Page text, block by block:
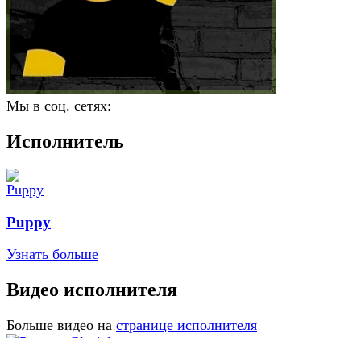
Мы в соц. сетях:
Исполнитель
Puppy
Узнать больше
Видео исполнителя
Больше видео на странице исполнителя